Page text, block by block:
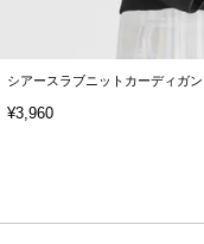
シアースラブニットカーディガン
¥3,960